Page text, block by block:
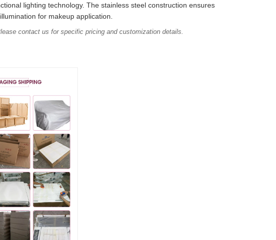
lighting technology. The stainless steel construction ensures
for makeup application.
contact us for specific pricing and customization details.